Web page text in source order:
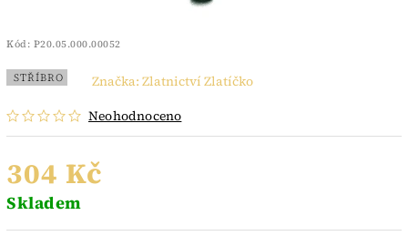
Kód: P20.05.000.00052
STŘÍBRO
Neohodnoceno
Značka: Zlatnictví Zlatíčko
304 Kč
Skladem